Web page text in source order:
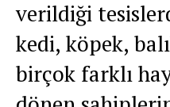
verildiği
kedi, köpek,
birçok farklı